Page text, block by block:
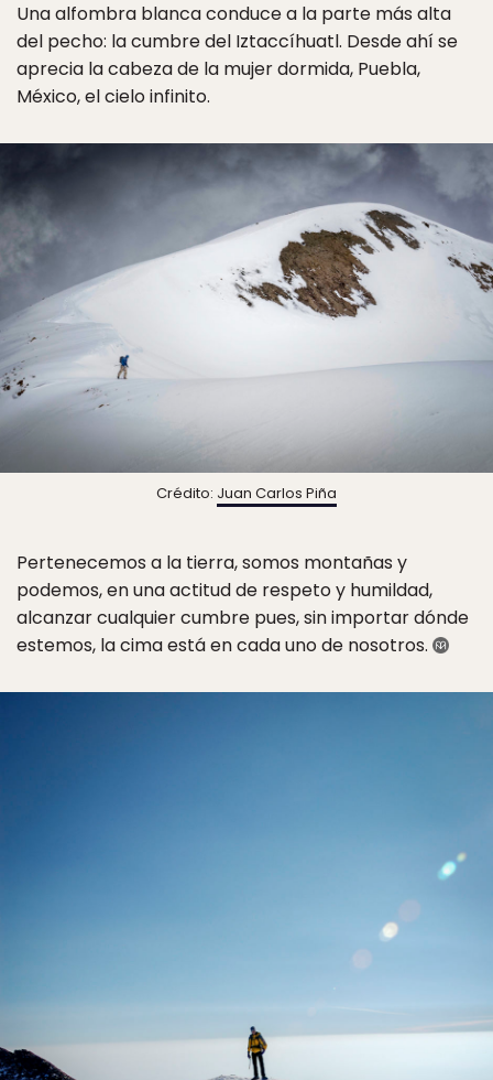
Una alfombra blanca conduce a la parte más alta
del pecho: la cumbre del Iztaccíhuatl. Desde ahí se
aprecia la cabeza de la mujer dormida, Puebla,
México, el cielo infinito.
Crédito: Juan Carlos Piña
Pertenecemos a la tierra, somos montañas y
podemos, en una actitud de respeto y humildad,
alcanzar cualquier cumbre pues, sin importar dónde
estemos, la cima está en cada uno de nosotros.